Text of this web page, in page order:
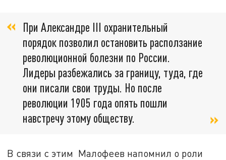
При Александре III охранительный
порядок позволил остановить расползание
революционной болезни по России.
Лидеры разбежались за границу, туда, где
они писали свои труды. Но после
революции 1905 года опять пошли
навстречу этому обществу.
В связи с этим Малофеев напомнил о роли